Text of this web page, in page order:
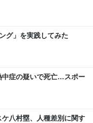
グ」を実践してみた
中症の疑いで死亡…スポー
八村塁、人種差別に関す